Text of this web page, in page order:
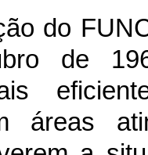
do
de
áreas